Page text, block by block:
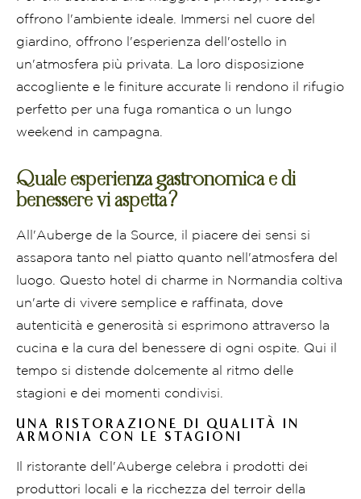
offrono l'ambiente ideale. Immersi nel cuore del
giardino, offrono l'esperienza dell'ostello in
un'atmosfera più privata. La loro disposizione
accogliente e le finiture accurate li rendono il rifugio
perfetto per una fuga romantica o un lungo
weekend in campagna.
Quale esperienza gastronomica e di
benessere vi aspetta?
All'Auberge de la Source, il piacere dei sensi si
assapora tanto nel piatto quanto nell'atmosfera del
luogo. Questo hotel di charme in Normandia coltiva
un'arte di vivere semplice e raffinata, dove
autenticità e generosità si esprimono attraverso la
cucina e la cura del benessere di ogni ospite. Qui il
tempo si distende dolcemente al ritmo delle
stagioni e dei momenti condivisi.
UNA RISTORAZIONE DI QUALITÀ IN
ARMONIA CON LE STAGIONI
Il ristorante dell'Auberge celebra i prodotti dei
produttori locali e la ricchezza del terroir della